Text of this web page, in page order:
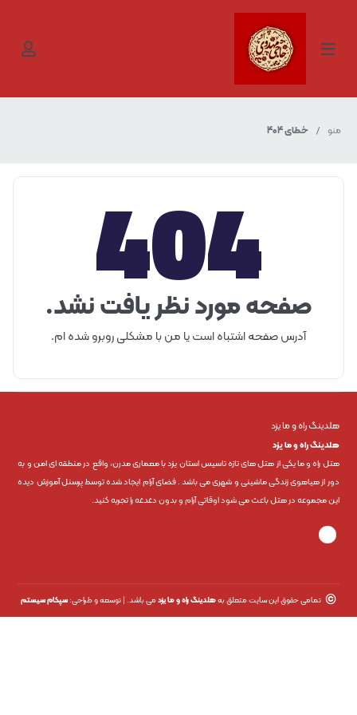
منو خطای 404
404
صفحه مورد نظر یافت نشد.
آدرس صفحه اشتباه است یا من با مشکلی روبرو شده ام.
هلدینگ راه و ما یزد
هلدینگ راه و ما یزد
هتل راه و ما یکی از هتل های تازه تاسیس استان یزد با معماری مدرن، واقع در منطقه ای امن و به
دور از هیاهوی زندگی ماشینی و شهری می باشد . فضای آرام ایجاد شده توسط پرسنل آموزش دیده
این مجموعه در هتل باعث می شود اوقاتی آرام و بدون دغدغه را تجربه کنید.
© تمامی حقوق این سایت متعلق بههلدینگ راه و ما یزدمی باشد. | توسعه و طراحی: سپکام سیستم